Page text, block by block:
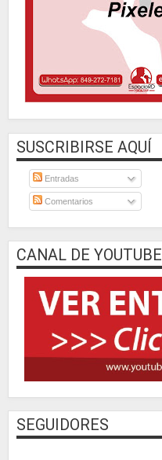
SUSCRIBIRSE AQUÍ
Entradas
Comentarios
CANAL DE YOUTUBE
SEGUIDORES